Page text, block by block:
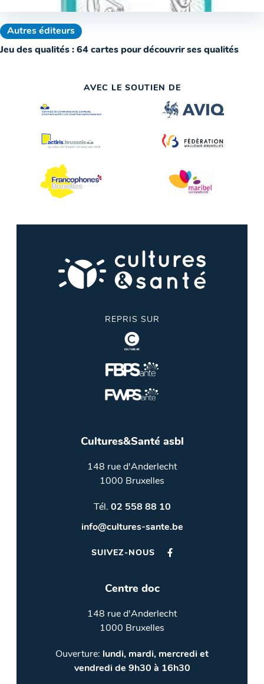
Autres éditeurs
Jeu des qualités : 64 cartes pour découvrir ses qualités
AVEC LE SOUTIEN DE
REPRIS SUR
Cultures&Santé asbl
148 rue d'Anderlecht
1000 Bruxelles
Tél. 02 558 88 10
info@cultures-sante.be
SUIVEZ-NOUS
Centre doc
148 rue d'Anderlecht
1000 Bruxelles
Ouverture: lundi, mardi, mercredi et
vendredi de 9h30 à 16h30